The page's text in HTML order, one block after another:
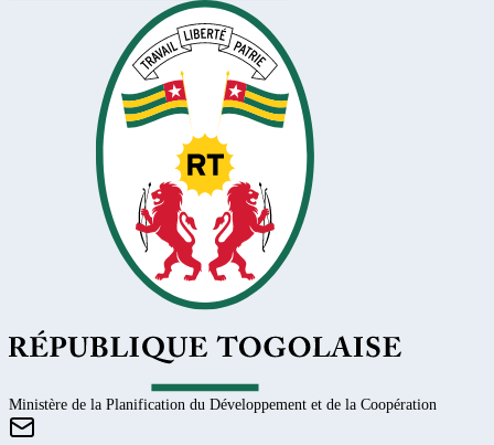
Ministère de la Planification du Développement et de la Coopération